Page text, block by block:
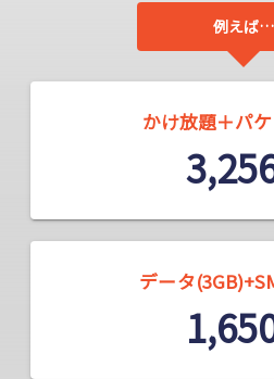
例えば…
かけ放題＋パ
データ